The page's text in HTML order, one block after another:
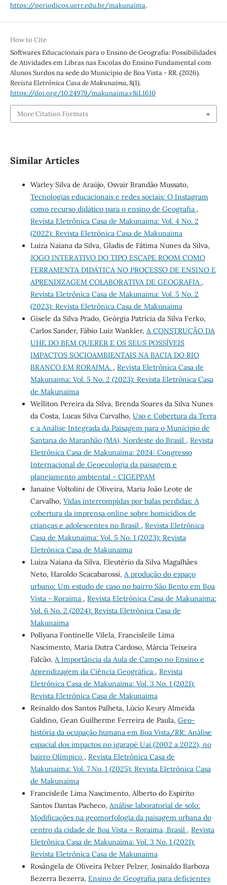
https://periodicos.uerr.edu.br/makunaima.
How to Cite
Softwares Educacionais para o Ensino de Geografia: Possibilidades
de Atividades em Libras nas Escolas do Ensino Fundamental com
Alunos Surdos na sede do Município de Boa Vista - RR. (2026).
Revista Eletrônica Casa de Makunaima,8(1).
https://doi.org/10.24979/makunaima.v8i1.1610
More Citation Formats
Similar Articles
Warley Silva de Araújo, Osvair Brandão Mussato,
Tecnologias educacionais e redes sociais: O Instagram
como recurso didático para o ensino de Geografia ,
Revista Eletrônica Casa de Makunaima: Vol. 4 No. 2
(2022): Revista Eletrônica Casa de Makunaima
Luiza Naiana da Silva, Gladis de Fátima Nunes da Silva,
JOGO INTERATIVO DO TIPO ESCAPE ROOM COMO
FERRAMENTA DIDÁTICA NO PROCESSO DE ENSINO E
APRENDIZAGEM COLABORATIVA DE GEOGRAFIA ,
Revista Eletrônica Casa de Makunaima: Vol. 5 No. 2
(2023): Revista Eletrônica Casa de Makunaima
Gisele da Silva Prado, Geórgia Patrícia da Silva Ferko,
Carlos Sander, Fábio Luiz Wankler, A CONSTRUÇÃO DA
UHE DO BEM QUERER E OS SEUS POSSÍVEIS
IMPACTOS SOCIOAMBIENTAIS NA BACIA DO RIO
BRANCO EM RORAIMA. , Revista Eletrônica Casa de
Makunaima: Vol. 5 No. 2 (2023): Revista Eletrônica Casa
de Makunaima
Welliton Pereira da Silva, Brenda Soares da Silva Nunes
da Costa, Lucas Silva Carvalho, Uso e Cobertura da Terra
e a Análise Integrada da Paisagem para o Município de
Santana do Maranhão (MA), Nordeste do Brasil , Revista
Eletrônica Casa de Makunaima: 2024: Congresso
Internacional de Geoecologia da paisagem e
planejamento ambiental - CIGEPPAM
Janaine Voltolini de Oliveira, Maria João Leote de
Carvalho, Vidas interrompidas por balas perdidas: A
cobertura da imprensa online sobre homicídios de
crianças e adolescentes no Brasil , Revista Eletrônica
Casa de Makunaima: Vol. 5 No. 1 (2023): Revista
Eletrônica Casa de Makunaima
Luiza Naiana da Silva, Eleutério da Silva Magalhães
Neto, Haroldo Scacabarossi, A produção do espaço
urbano: Um estudo de caso no bairro São Bento em Boa
Vista - Roraima , Revista Eletrônica Casa de Makunaima:
Vol. 6 No. 2 (2024): Revista Eletrônica Casa de
Makunaima
Pollyana Fontinelle Vilela, Francisleile Lima
Nascimento, Maria Dutra Cardoso, Márcia Teixeira
Falcão, A Importância da Aula de Campo no Ensino e
Aprendizagem da Ciência Geográfica , Revista
Eletrônica Casa de Makunaima: Vol. 3 No. 1 (2021):
Revista Eletrônica Casa de Makunaima
Reinaldo dos Santos Palheta, Lúcio Keury Almeida
Galdino, Gean Guilherme Ferreira de Paula, Geo-
história da ocupação humana em Boa Vista/RR: Análise
espacial dos impactos no igarapé Uai (2002 a 2022), no
bairro Olímpico , Revista Eletrônica Casa de
Makunaima: Vol. 7 No. 1 (2025): Revista Eletrônica Casa
de Makunaima
Francisleile Lima Nascimento, Alberto do Espirito
Santos Dantas Pacheco, Análise laboratorial de solo:
Modificações na geomorfologia da paisagem urbana do
centro da cidade de Boa Vista – Roraima, Brasil , Revista
Eletrônica Casa de Makunaima: Vol. 3 No. 1 (2021):
Revista Eletrônica Casa de Makunaima
Rosângela de Oliveira Pelzer Pelzer, Josinaldo Barboza
Bezerra Bezerra, Ensino de Geografia para deficientes